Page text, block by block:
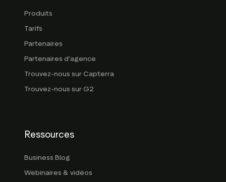
Produits
Tarifs
Partenaires
Partenaires d'agence
Trouvez-nous sur Capterra
Trouvez-nous sur G2
Ressources
Business Blog
Webinaires & vidéos